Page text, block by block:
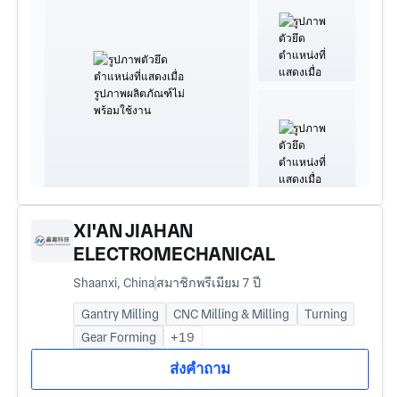
XI'AN JIAHAN
ELECTROMECHANICAL
TECHNOLOGY CO., LTD.
Shaanxi, Chinaสมาชิกพรีเมียม 7 ปี
Gantry Milling CNC Milling & Milling
Turning
Gear Forming
+19
ส่งคำถาม